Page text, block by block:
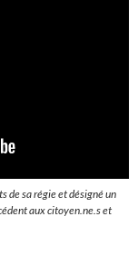
de sa régie et désigné un
aux citoyen.ne.s et